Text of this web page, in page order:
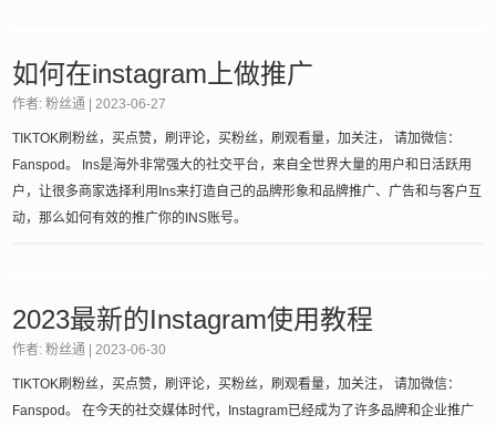
如何在instagram上做推广
作者: 粉丝通 | 2023-06-27
TIKTOK刷粉丝，买点赞，刷评论，买粉丝，刷观看量，加关注， 请加微信：
Fanspod。 Ins是海外非常强大的社交平台，来自全世界大量的用户和日活跃用
户，让很多商家选择利用Ins来打造自己的品牌形象和品牌推广、广告和与客户互
动，那么如何有效的推广你的INS账号。
2023最新的Instagram使用教程
作者: 粉丝通 | 2023-06-30
TIKTOK刷粉丝，买点赞，刷评论，买粉丝，刷观看量，加关注， 请加微信：
Fanspod。 在今天的社交媒体时代，Instagram已经成为了许多品牌和企业推广